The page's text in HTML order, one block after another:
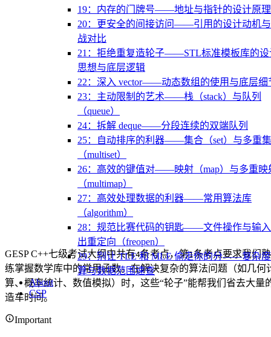
19：内存的门牌号——地址与指针的设计原理
20：更安全的间接访问——引用的设计动机
战对比
21：拒绝重复造轮子——STL标准模板库的设
思想与底层逻辑
22：深入 vector——动态数组的使用与底层细
23：主动限制的艺术——栈（stack）与队列
（queue）
24：拆解 deque——分段连续的双端队列
25：自动排序的利器——集合（set）与多重
（multiset）
26：高效的键值对——映射（map）与多重映
（multimap）
27：高效处理数据的利器——常用算法库
（algorithm）
28：规范比赛代码的钥匙——文件操作与输
出重定向（freopen）
29：别让 TLE 和 MLE 偷走你的分——复杂
算与数据范围速查
About
CSP
GESP C++七级考试大纲中共有4条考点，第1条考点要求我们熟
练掌握数学库中的常用函数。在解决复杂的算法问题（如几何
算、概率统计、数值模拟）时，这些“轮子”能帮我们省去大量
造车时间。
Important